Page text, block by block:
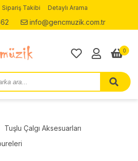
Sipariş Takibi Detaylı Arama
info@gencmuzik.com.tr
0
Tuşlu Çalgı Aksesuarları